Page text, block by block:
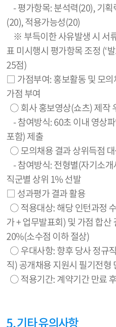
- 평가항목: 분석력(20), 기
(20), 적용가능성(20)
※ 부득이한 사유발생 시 서
표 미시행시 평가항목 조정 (‘
25점)
□ 가점부여: 홍보활동 및 모
가점 부여
○ 회사 홍보영상(쇼츠) 제작
- 참여방식: 60초 이내 영상
포함) 제출
○ 모의채용 결과 상위득점
- 참여방식: 전형별(자기소
직군별 상위 1% 선발
□ 성과평가 결과 활용
○ 적용대상: 해당 인턴과정
가 + 업무발표회) 및 가점 합산
20%(소수점 이하 절상)
○ 우대사항: 향후 당사 정규
직) 공개채용 지원시 필기전형
○ 적용기간: 계약기간 만료
5. 기타 유의사항